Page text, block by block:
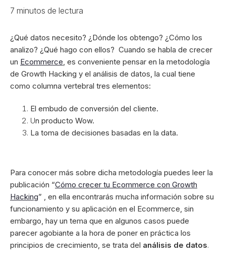
7 minutos de lectura
¿Qué datos necesito? ¿Dónde los obtengo? ¿Cómo los
analizo? ¿Qué hago con ellos? Cuando se habla de crecer
un Ecommerce , es conveniente pensar en la metodología
de Growth Hacking y el análisis de datos, la cual tiene
como columna vertebral tres elementos:
El embudo de conversión del cliente.
Un producto Wow.
La toma de decisiones basadas en la data.
Para conocer más sobre dicha metodología puedes leer la
publicación “Cómo crecer tu Ecommerce con Growth
Hacking” , en ella encontrarás mucha información sobre su
funcionamiento y su aplicación en el Ecommerce, sin
embargo, hay un tema que en algunos casos puede
parecer agobiante a la hora de poner en práctica los
principios de crecimiento, se trata del análisis de datos.